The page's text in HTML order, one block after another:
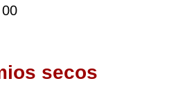
secos